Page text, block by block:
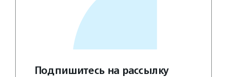
Подпишитесь на рассылку